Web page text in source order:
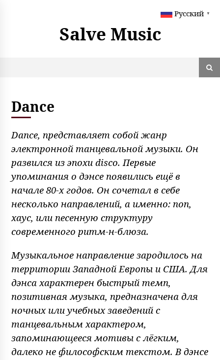
Salve Music
Dance
Dance, представляет собой жанр
электронной танцевальной музыки. Он
развился из эпохи disco. Первые
упоминания о дэнсе появились ещё в
начале 80-х годов. Он сочетал в себе
несколько направлений, а именно: поп,
хаус, или песенную структуру
современного ритм-н-блюза.
Музыкальное направление зародилось на
территории Западной Европы и США. Для
дэнса характерен быстрый темп,
позитивная музыка, предназначена для
ночных или учебных заведений с
танцевальным характером,
запоминающееся мотивы с лёгким,
далеко не философским текстом. В дэнсе
Русский ▼